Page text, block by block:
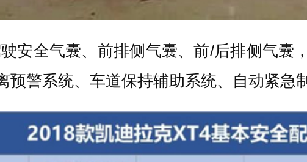
安全气囊、前排侧气囊、前/后排侧气囊
警系统、车道保持辅助系统、自动紧急